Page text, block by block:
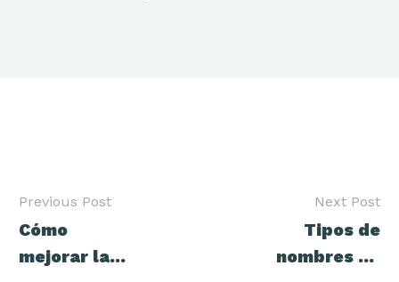
de
Previous Post
Cómo
mejorar la
Next Post
Tipos de
nombres de